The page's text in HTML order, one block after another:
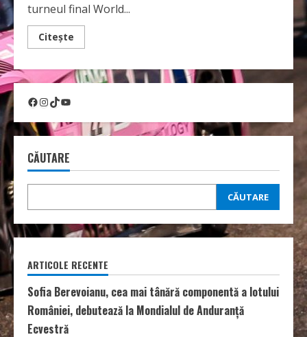
turneul final World...
Citește
more
3×3,
pregătită
World
Tour
Facebook
Instagram
TikTokYouTube
CĂUTARE
CĂUTARE
ARTICOLE RECENTE
Sofia Berevoianu, cea mai tânără componentă a lotului
României, debutează la Mondialul de Anduranță
Ecvestră